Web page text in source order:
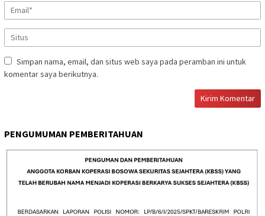
Simpan nama, email, dan situs web saya pada peramban ini untuk
komentar saya berikutnya.
PENGUMUMAN PEMBERITAHUAN